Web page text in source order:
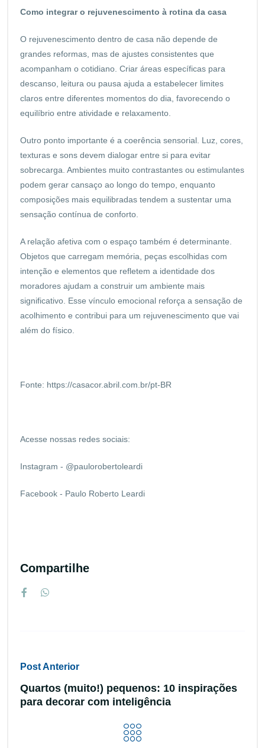
Como integrar o rejuvenescimento à rotina da casa
O rejuvenescimento dentro de casa não depende de
grandes reformas, mas de ajustes consistentes que
acompanham o cotidiano. Criar áreas específicas para
descanso, leitura ou pausa ajuda a estabelecer limites
claros entre diferentes momentos do dia, favorecendo o
equilíbrio entre atividade e relaxamento.
Outro ponto importante é a coerência sensorial. Luz, cores,
texturas e sons devem dialogar entre si para evitar
sobrecarga. Ambientes muito contrastantes ou estimulantes
podem gerar cansaço ao longo do tempo, enquanto
composições mais equilibradas tendem a sustentar uma
sensação contínua de conforto.
A relação afetiva com o espaço também é determinante.
Objetos que carregam memória, peças escolhidas com
intenção e elementos que refletem a identidade dos
moradores ajudam a construir um ambiente mais
significativo. Esse vínculo emocional reforça a sensação de
acolhimento e contribui para um rejuvenescimento que vai
além do físico.
Fonte: https://casacor.abril.com.br/pt-BR
Acesse nossas redes sociais:
Instagram - @paulorobertoleardi
Facebook - Paulo Roberto Leardi
Compartilhe
Post Anterior
Quartos (muito!) pequenos: 10 inspirações
para decorar com inteligência